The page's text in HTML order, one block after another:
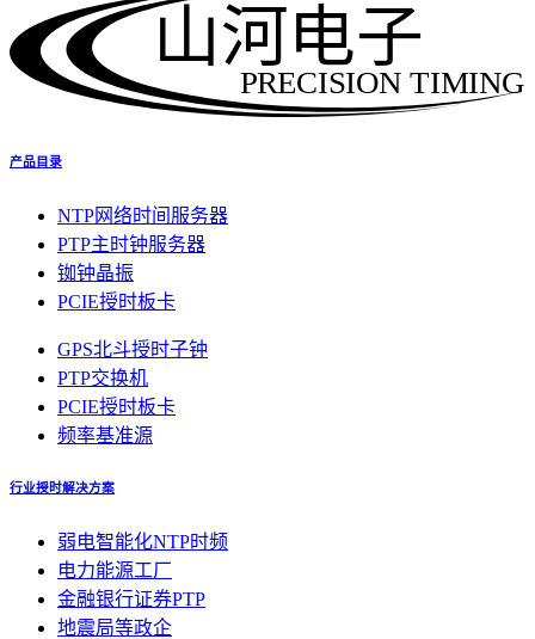
PRECISION TIMING
山河电子
产品目录
NTP网络时间服务器
PTP主时钟服务器
铷钟晶振
PCIE授时板卡
GPS北斗授时子钟
PTP交换机
PCIE授时板卡
频率基准源
行业授时解决方案
弱电智能化NTP时频
电力能源工厂
金融银行证券PTP
地震局等政企